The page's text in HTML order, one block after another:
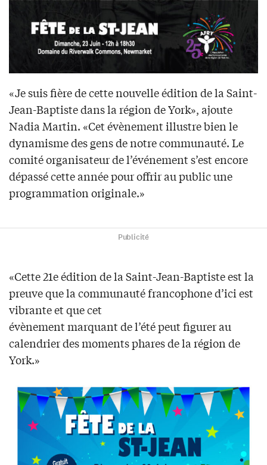
«Je suis fière de cette nouvelle édition de la Saint-
Jean-Baptiste dans la région de York», ajoute
Nadia Martin. «Cet évènement illustre bien le
dynamisme des gens de notre communauté. Le
comité organisateur de l’événement s’est encore
dépassé cette année pour offrir au public une
programmation originale.»
Publicité
«Cette 21e édition de la Saint-Jean-Baptiste est la
preuve que la communauté francophone d’ici est
vibrante et que cet
évènement marquant de l’été peut figurer au
calendrier des moments phares de la région de
York.»